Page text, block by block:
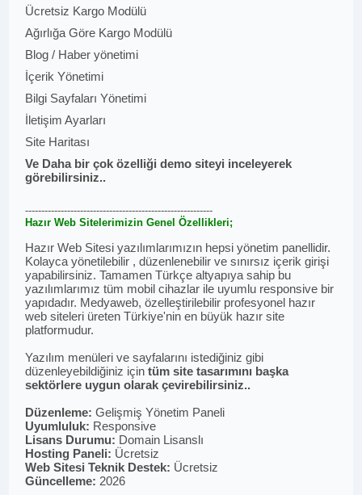
Ücretsiz Kargo Modülü
Ağırlığa Göre Kargo Modülü
Blog / Haber yönetimi
İçerik Yönetimi
Bilgi Sayfaları Yönetimi
İletişim Ayarları
Site Haritası
Ve Daha bir çok özelliği demo siteyi inceleyerek
görebilirsiniz..
----------------------------------------------------------
Hazır Web Sitelerimizin Genel Özellikleri;
Hazır Web Sitesi yazılımlarımızın hepsi yönetim panellidir.
Kolayca yönetilebilir , düzenlenebilir ve sınırsız içerik girişi
yapabilirsiniz. Tamamen Türkçe altyapıya sahip bu
yazılımlarımız tüm mobil cihazlar ile uyumlu responsive bir
yapıdadır. Medyaweb, özelleştirilebilir profesyonel hazır
web siteleri üreten Türkiye'nin en büyük hazır site
platformudur.
Yazılım menüleri ve sayfalarını istediğiniz gibi
düzenleyebildiğiniz içintüm site tasarımını başka
sektörlere uygun olarak çevirebilirsiniz..
Düzenleme:Gelişmiş Yönetim Paneli
Uyumluluk: Responsive
Lisans Durumu: Domain Lisanslı
Hosting Paneli: Ücretsiz
Web Sitesi Teknik Destek: Ücretsiz
Güncelleme: 2026